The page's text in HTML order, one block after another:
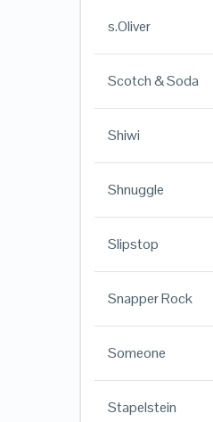
s.Oliver
Scotch & Soda
Shiwi
Shnuggle
Slipstop
Snapper Rock
Someone
Stapelstein